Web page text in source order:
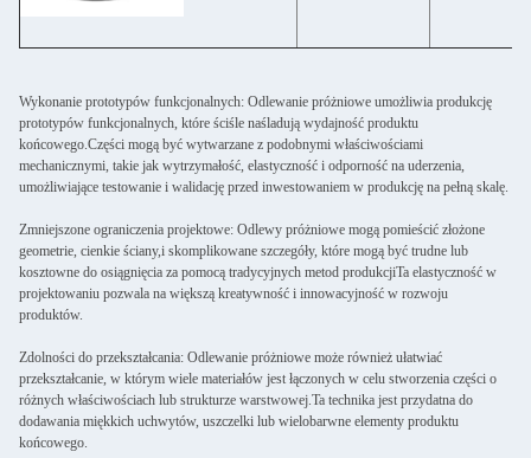
Wykonanie prototypów funkcjonalnych: Odlewanie próżniowe umożliwia produkcję
prototypów funkcjonalnych, które ściśle naśladują wydajność produktu
końcowego.Części mogą być wytwarzane z podobnymi właściwościami
mechanicznymi, takie jak wytrzymałość, elastyczność i odporność na uderzenia,
umożliwiające testowanie i walidację przed inwestowaniem w produkcję na pełną skalę.
Zmniejszone ograniczenia projektowe: Odlewy próżniowe mogą pomieścić złożone
geometrie, cienkie ściany,i skomplikowane szczegóły, które mogą być trudne lub
kosztowne do osiągnięcia za pomocą tradycyjnych metod produkcjiTa elastyczność w
projektowaniu pozwala na większą kreatywność i innowacyjność w rozwoju
produktów.
Zdolności do przekształcania: Odlewanie próżniowe może również ułatwiać
przekształcanie, w którym wiele materiałów jest łączonych w celu stworzenia części o
różnych właściwościach lub strukturze warstwowej.Ta technika jest przydatna do
dodawania miękkich uchwytów, uszczelki lub wielobarwne elementy produktu
końcowego.